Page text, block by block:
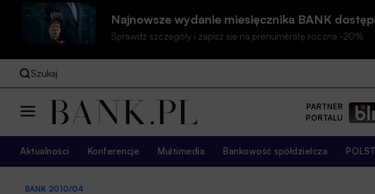
Najnowsze wydanie miesięcznika BANK
Sprawdź szczegóły i zapisz się na prenumeratę roczną -20%
Szukaj
PARTNER
PORTALU
Aktualności Konferencje Multimedia Bankowość spółdzielcza
BANK 2010/04